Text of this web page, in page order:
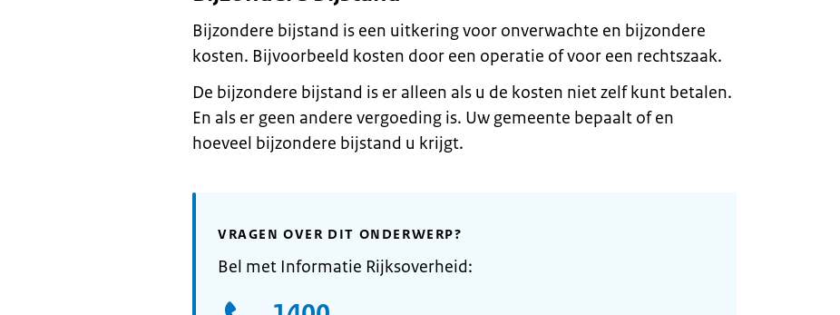
Bijzondere bijstand is een uitkering voor onverwachte en bijzondere
kosten. Bijvoorbeeld kosten door een operatie of voor een rechtszaak.
De bijzondere bijstand is er alleen als u de kosten niet zelf kunt betalen.
En als er geen andere vergoeding is. Uw gemeente bepaalt of en
hoeveel bijzondere bijstand u krijgt.
VRAGEN OVER DIT ONDERWERP?
Bel met Informatie Rijksoverheid: